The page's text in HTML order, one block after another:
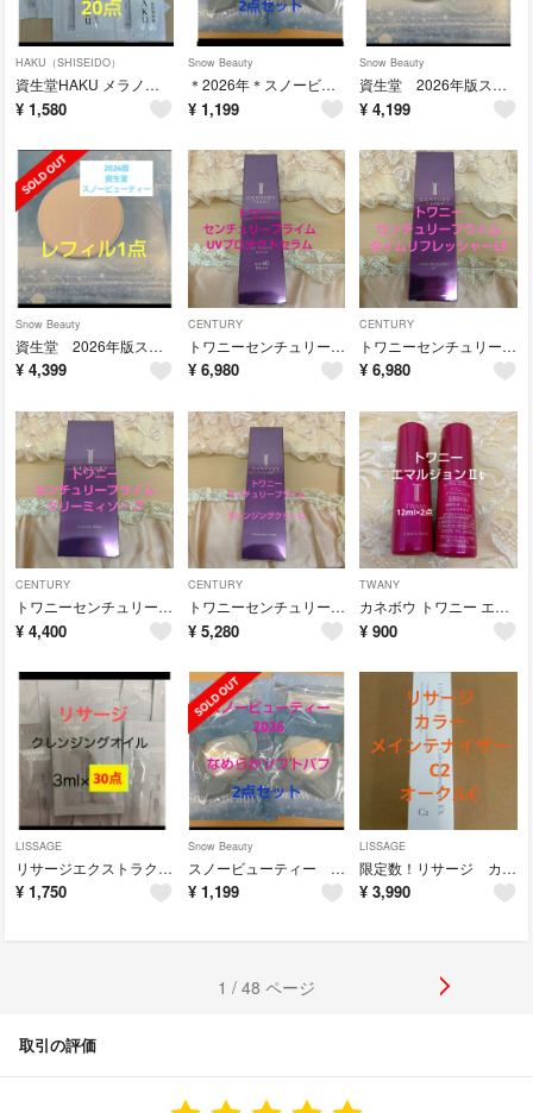
HAKU（SHISEIDO）
資生堂HAKU メラノフォーカスIVハク美白美容液 20点
¥ 1,580
Snow Beauty
＊2026年＊スノービューティーなめらかソフトパフ 2点セット
¥ 1,199
Snow Beauty
資生堂 2026年版スノービューティー スキンケアパウダー レフィル
¥ 4,199
Snow Beauty
資生堂 2026年版スノービューティー スキンケアパウダー レフィル
¥ 4,399
CENTURY
トワニーセンチュリープライムUVプロテクトセラム
¥ 6,980
CENTURY
トワニーセンチュリープライムタイムリフレッシャーLT
¥ 6,980
CENTURY
トワニーセンチュリープライムクリーミィソープ
¥ 4,400
CENTURY
トワニーセンチュリープライムクレンジングクリーム
¥ 5,280
TWANY
カネボウ トワニー エマルジョン 2t 12ml×2点
¥ 900
LISSAGE
リサージエクストラクレンジングオイル（メイク落とし）30点
¥ 1,750
Snow Beauty
スノービューティー なめらかソフトパフ 2点セット
¥ 1,199
LISSAGE
限定数！リサージ カラーメインテナイザーEXC2 オークルC
¥ 3,990
1 / 48 ページ
取引の評価